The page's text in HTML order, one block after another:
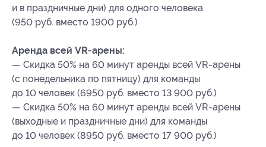
и в праздничные дни) для одного человека
(950 руб. вместо 1900 руб.)
Аренда всей VR-арены:
— Скидка 50% на 60 минут аренды всей VR-арены
(с понедельника по пятницу) для команды
до 10 человек (6950 руб. вместо 13 900 руб.)
— Скидка 50% на 60 минут аренды всей VR-арены
(выходные и праздничные дни) для команды
до 10 человек (8950 руб. вместо 17 900 руб.)